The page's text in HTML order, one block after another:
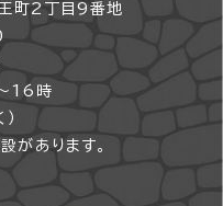
町2丁目9番地
16時
があります。